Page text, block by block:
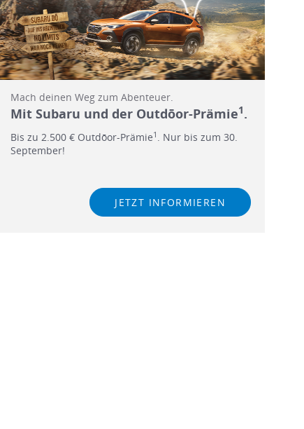
Mach deinen Weg zum Abenteuer.
Mit Subaru und der Outdōor-Prämie1.
Bis zu 2.500 € Outdōor-Prämie1 . Nur bis zum 30.
September!
JETZT INFORMIEREN